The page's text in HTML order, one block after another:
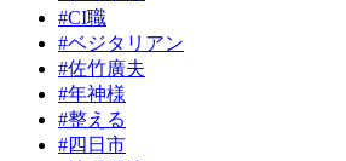
#CI職
#ベジタリアン
#佐竹廣夫
#年神様
#整える
#四日市